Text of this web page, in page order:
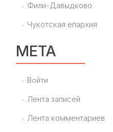
Фили-Давыдково
Чукотская епархия
МЕТА
Войти
Лента записей
Лента комментариев